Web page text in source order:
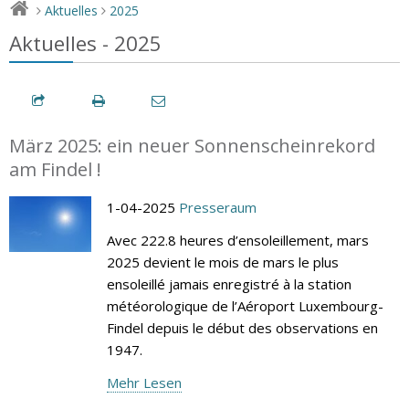
> Aktuelles > 2025
Aktuelles - 2025
März 2025: ein neuer Sonnenscheinrekord
am Findel !
1-04-2025 Presseraum
Avec 222.8 heures d’ensoleillement, mars
2025 devient le mois de mars le plus
ensoleillé jamais enregistré à la station
météorologique de l’Aéroport Luxembourg-
Findel depuis le début des observations en
1947.
Mehr Lesen